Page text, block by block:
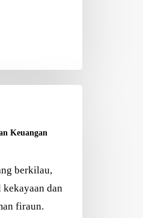
Keuangan
berkilau,
dan
firaun.